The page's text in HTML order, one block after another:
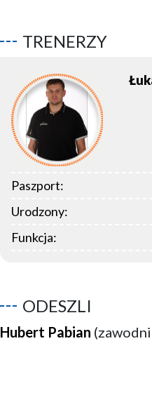
TRENERZY
Paszport:
Urodzony:
Funkcja:
ODESZLI
Hubert Pabian